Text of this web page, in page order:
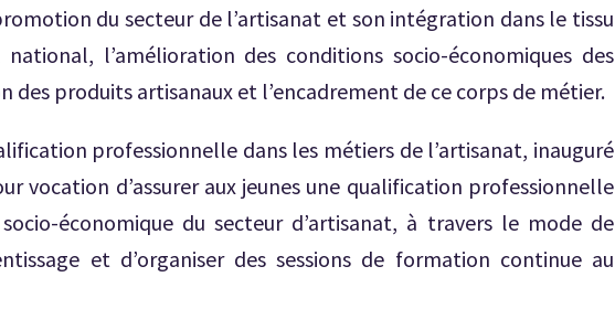
du secteur de l’artisanat et son intégration dans le tissu
l’amélioration des conditions socio-économiques des
des produits artisanaux et l’encadrement de ce corps de métier.
professionnelle dans les métiers de l’artisanat, inauguré
vocation d’assurer aux jeunes une qualification professionnelle
économique du secteur d’artisanat, à travers le mode de
et d’organiser des sessions de formation continue au